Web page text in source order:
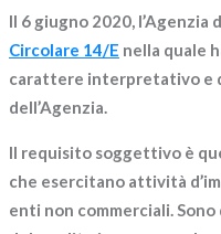
Il 6 giugno 2020,
Circolare 14/E nella quale
carattere interpretativo e
dell’Agenzia.
Il requisito soggettivo è
che esercitano attività
enti non commerciali.